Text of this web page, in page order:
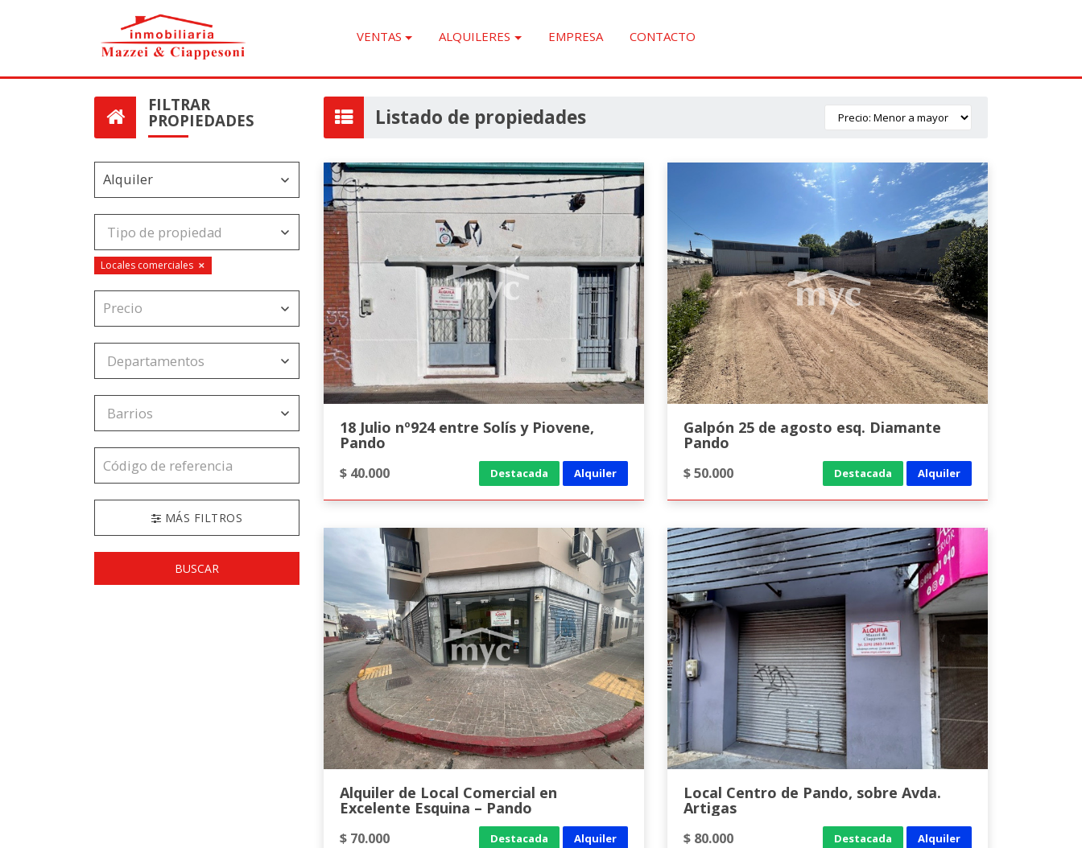
VENTAS ALQUILERES EMPRESA CONTACTO
FILTRAR
PROPIEDADES
Locales comerciales ×
MÁS FILTROS
BUSCAR
Listado de propiedades
18 Julio nº924 entre Solís y Piovene,
Pando
$ 40.000 Destacada Alquiler
Galpón 25 de agosto esq. Diamante
Pando
$ 50.000 Destacada Alquiler
Alquiler de Local Comercial en
Excelente Esquina – Pando
$ 70.000 Destacada Alquiler
Local Centro de Pando, sobre Avda.
Artigas
$ 80.000 Destacada Alquiler